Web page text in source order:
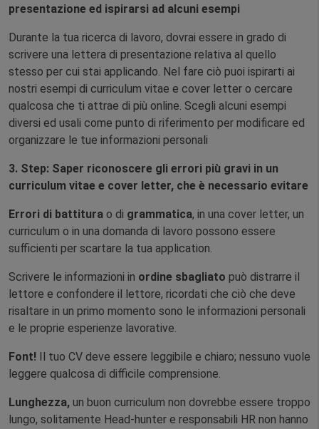
presentazione ed ispirarsi ad alcuni esempi
Durante la tua ricerca di lavoro, dovrai essere in grado di
scrivere una lettera di presentazione relativa al quello
stesso per cui stai applicando. Nel fare ciò puoi ispirarti ai
nostri esempi di curriculum vitae e cover letter o cercare
qualcosa che ti attrae di più online. Scegli alcuni esempi
diversi ed usali come punto di riferimento per modificare ed
organizzare le tue informazioni personali
3. Step: Saper riconoscere gli errori più gravi in un
curriculum vitae e cover letter, che è necessario evitare
Errori di battitura o di grammatica, in una cover letter, un
curriculum o in una domanda di lavoro possono essere
sufficienti per scartare la tua application.
Scrivere le informazioni in ordine sbagliato può distrarre il
lettore e confondere il lettore, ricordati che ciò che deve
risaltare in un primo momento sono le informazioni personali
e le proprie esperienze lavorative.
Font! Il tuo CV deve essere leggibile e chiaro; nessuno vuole
leggere qualcosa di difficile comprensione.
Lunghezza, un buon curriculum non dovrebbe essere troppo
lungo, solitamente Head-hunter e responsabili HR non hanno